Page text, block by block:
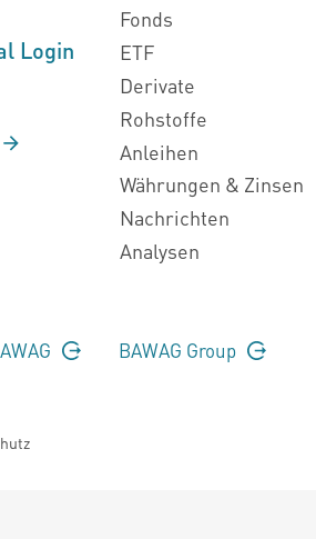
Login
Fonds
ETF
Derivate
Rohstoffe
Anleihen
Währungen & Zinsen
Nachrichten
Analysen
BAWAG Group